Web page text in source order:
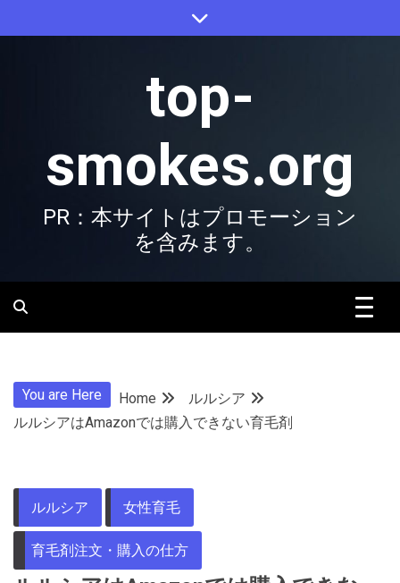
to
top-
smokes.org
PR：本サイトはプロモーション
を含みます。
You are Here Home
ルルシア
ルルシアはAmazonでは購入できない育毛剤
ルルシア 女性育毛
育毛剤注文・購入の仕方